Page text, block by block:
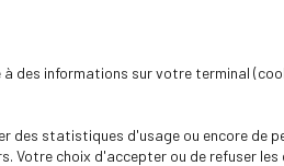
des informations sur votre terminal
des statistiques d'usage ou encore de
Votre choix d'accepter ou de refuser